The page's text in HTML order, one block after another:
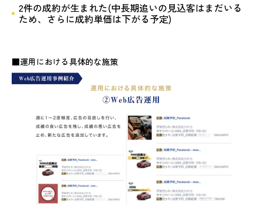
2件の成約が生まれた(中長期追いの見込客はまだいる
ため、さらに成約単価は下がる予定)
■運用における具体的な施策